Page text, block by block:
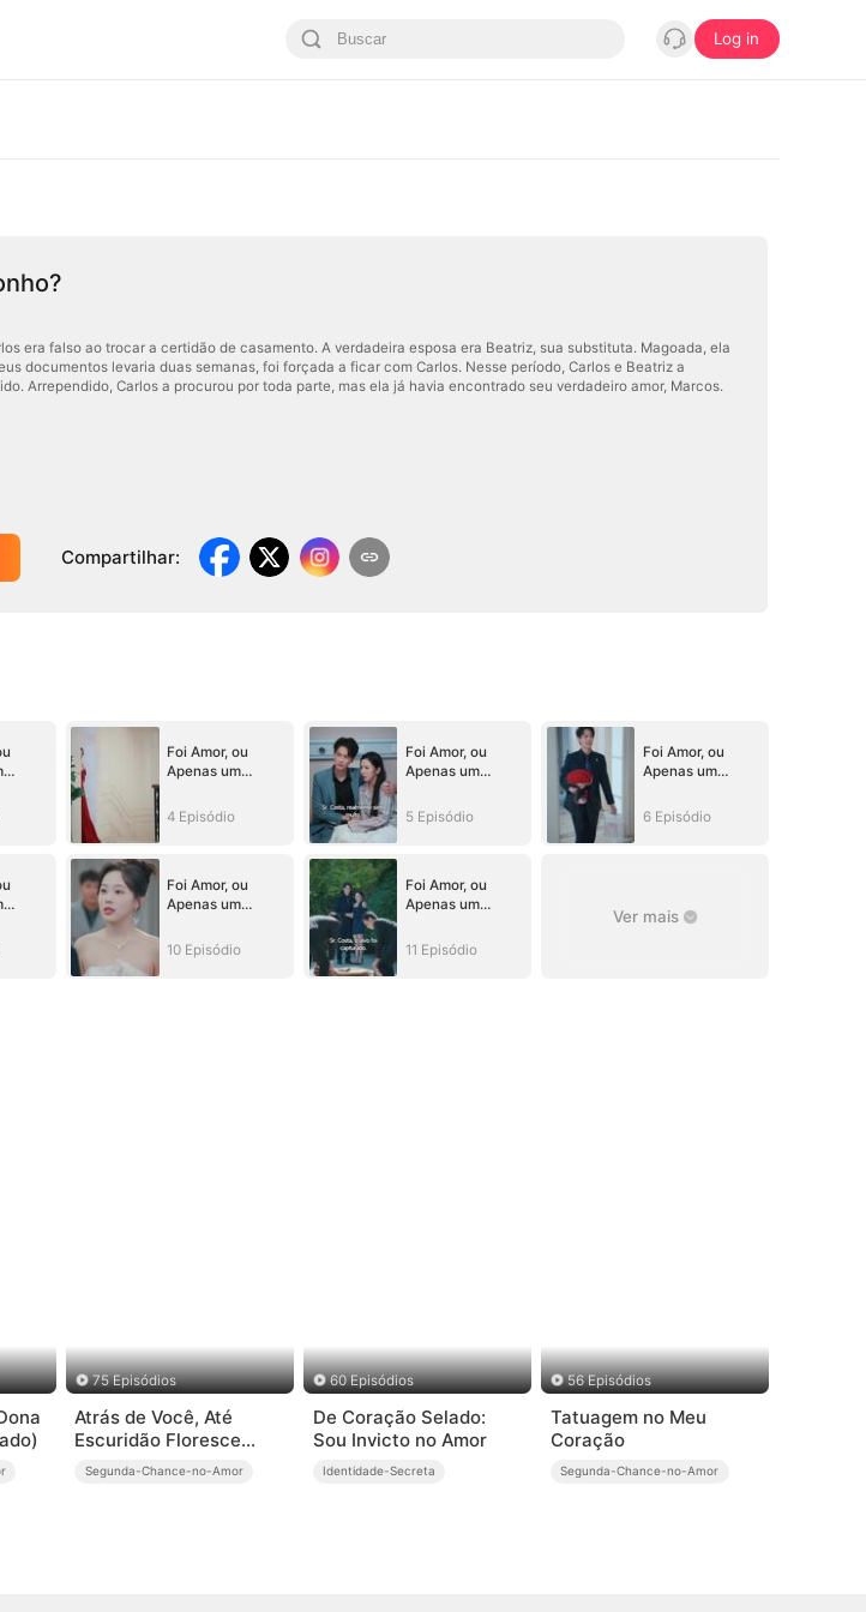
Log in
era falso ao trocar a certidão de casamento. A verdadeira esposa era Beatriz, sua substituta. Magoada, ela
documentos levaria duas semanas, foi forçada a ficar com Carlos. Nesse período, Carlos e Beatriz a
Arrependido, Carlos a procurou por toda parte, mas ela já havia encontrado seu verdadeiro amor, Marcos.
Compartilhar:
Foi Amor, ou
Apenas um
4 Episódio
Foi Amor, ou
Apenas um
5 Episódio
Foi Amor, ou
Apenas um
6 Episódio
Foi Amor, ou
Apenas um
10 Episódio
Foi Amor, ou
Apenas um
11 Episódio
Ver mais
75 Episódios
Atrás de Você, Até
Escuridão Floresce
(Dublado)
Segunda-Chance-no-Amor
60 Episódios
De Coração Selado:
Sou Invicto no Amor
Identidade-Secreta
56 Episódios
Tatuagem no Meu
Coração
Segunda-Chance-no-Amor